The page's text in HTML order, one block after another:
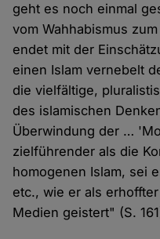
geht es noch einmal
vom Wahhabismus
endet mit der
einen Islam vernebelt
die vielfältige,
des islamischen
Überwindung der …
zielführender als die
homogenen Islam, sei
etc., wie er als
Medien geistert" (S.